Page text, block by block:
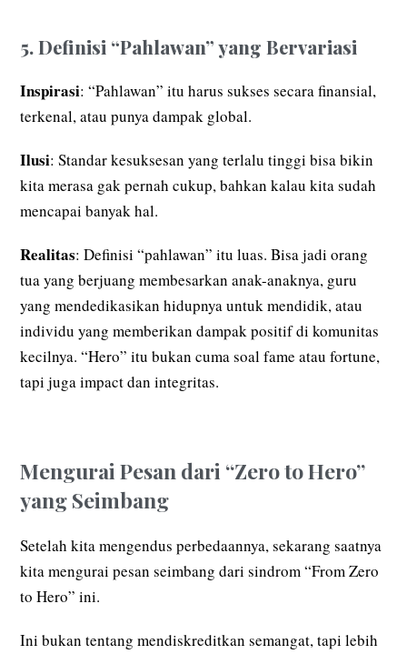
5. Definisi “Pahlawan” yang Bervariasi
Inspirasi: “Pahlawan” itu harus sukses secara finansial,
terkenal, atau punya dampak global.
Ilusi: Standar kesuksesan yang terlalu tinggi bisa bikin
kita merasa gak pernah cukup, bahkan kalau kita sudah
mencapai banyak hal.
Realitas: Definisi “pahlawan” itu luas. Bisa jadi orang
tua yang berjuang membesarkan anak-anaknya, guru
yang mendedikasikan hidupnya untuk mendidik, atau
individu yang memberikan dampak positif di komunitas
kecilnya. “Hero” itu bukan cuma soal fame atau fortune,
tapi juga impact dan integritas.
Mengurai Pesan dari “Zero to Hero”
yang Seimbang
Setelah kita mengendus perbedaannya, sekarang saatnya
kita mengurai pesan seimbang dari sindrom “From Zero
to Hero” ini.
Ini bukan tentang mendiskreditkan semangat, tapi lebih